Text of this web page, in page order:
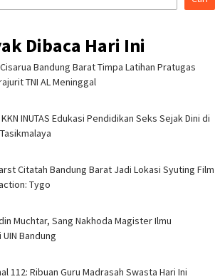
Dibaca Hari Ini
Bandung Barat Timpa Latihan Pra­tugas
TNI AL Meninggal
INUTAS Edukasi Pendidikan Seks Sejak Dini di
Citatah Bandung Barat Jadi Lokasi Syuting Film
Tygo
Muchtar, Sang Nakhoda Magister Ilmu
Bandung
112: Ribuan Guru Madrasah Swasta Hari Ini